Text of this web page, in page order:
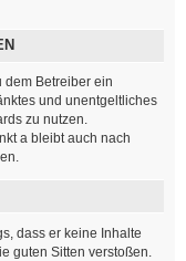
dem Betreiber ein
und unentgeltliches
zu nutzen.
a bleibt auch nach
dass er keine Inhalte
guten Sitten verstoßen.